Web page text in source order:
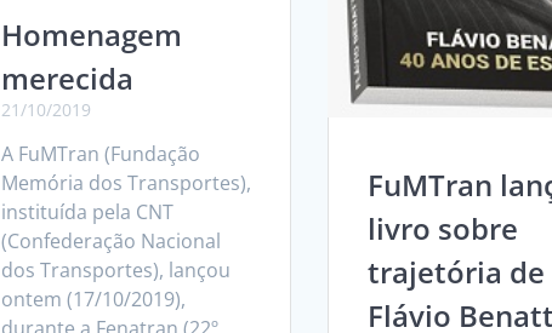
Homenagem
merecida
21/10/2019
A FuMTran (Fundação
Memória dos Transportes),
instituída pela CNT
(Confederação Nacional
dos Transportes), lançou
ontem (17/10/2019),
FuMTran
livro sobre
trajetória de
Flávio